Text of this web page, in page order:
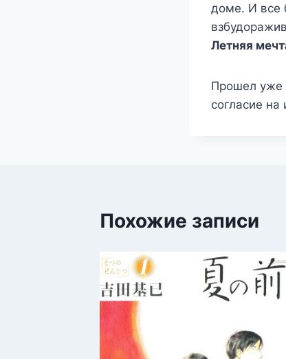
доме. И все
Летняя
Прошел уже
согласие
Похожие записи